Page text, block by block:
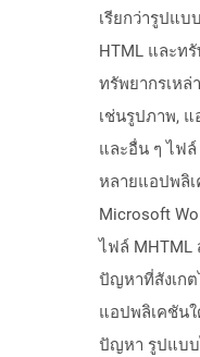
เรียกว่ารูปแบ
HTML และท
ทรัพยากรเหล่
เช่นรูปภาพ, แ
และอื่น ๆ ไฟล์
หลายแอปพลิเ
Microsoft
ไฟล์
ปัญหาที่สังเกต
แอปพลิเคชันใ
ปัญหา รูปแบบ